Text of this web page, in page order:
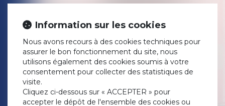
CHANGER DE
RÉGIME
MATRIMONIAL
Publié le :
30/04/2019
Droit de la famille, des
personnes et de leur
Couples et
régime matrimoniaux
Source :
www.legifiscal.fr
Information sur les cookies
Nous avons recours à des cookies techniques pour
assurer le bon fonctionnement du site, nous
utilisons également des cookies soumis à votre
consentement pour collecter des statistiques de
visite.
Cliquez ci-dessous sur « ACCEPTER » pour
accepter le dépôt de l'ensemble des cookies ou